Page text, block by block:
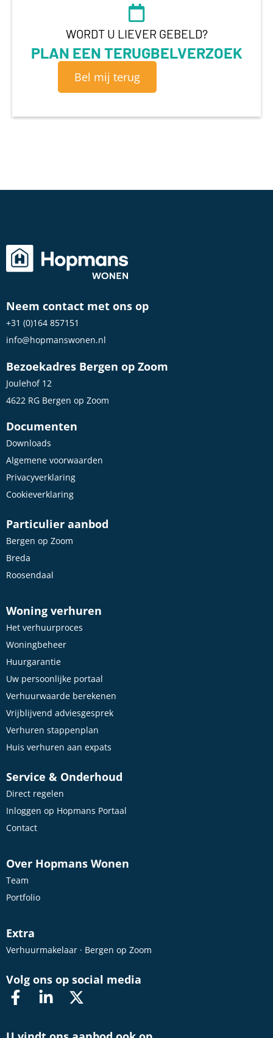
WORDT U LIEVER GEBELD?
PLAN EEN TERUGBELVERZOEK
Bel mij terug
Neem contact met ons op
+31 (0)164 857151
info@hopmanswonen.nl
Bezoekadres Bergen op Zoom
Joulehof 12
4622 RG Bergen op Zoom
Documenten
Downloads
Algemene voorwaarden
Privacyverklaring
Cookieverklaring
Particulier aanbod
Bergen op Zoom
Breda
Roosendaal
Woning verhuren
Het verhuurproces
Woningbeheer
Huurgarantie
Uw persoonlijke portaal
Verhuurwaarde berekenen
Vrijblijvend adviesgesprek
Verhuren stappenplan
Huis verhuren aan expats
Service & Onderhoud
Direct regelen
Inloggen op Hopmans Portaal
Contact
Over Hopmans Wonen
Team
Portfolio
Extra
Verhuurmakelaar · Bergen op Zoom
Volg ons op social media